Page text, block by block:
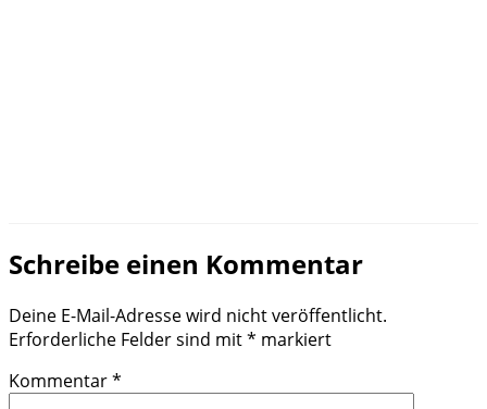
Schreibe einen Kommentar
Deine E-Mail-Adresse wird nicht veröffentlicht.
Erforderliche Felder sind mit* markiert
Kommentar*